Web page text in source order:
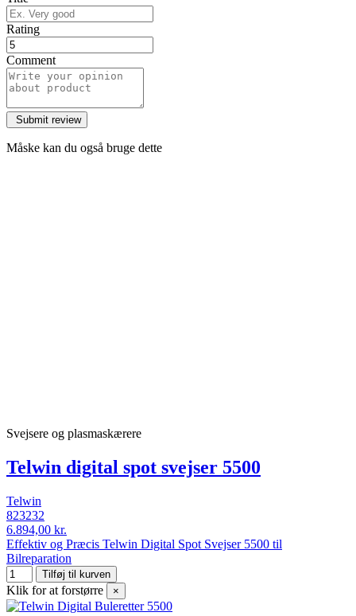
Rating
Comment
Måske kan du også bruge dette
Svejsere og plasmaskærere
Telwin digital spot svejser 5500
Telwin
823232
6.894,00 kr.
Effektiv og Præcis Telwin Digital Spot Svejser 5500 til
Bilreparation
Tilføj til kurven
Klik for at forstørre ×